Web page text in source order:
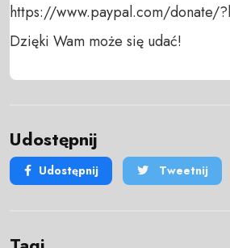
https://www.paypal.com/donate/
Dzięki Wam może się udać!
Udostępnij
Udostępnij Tweetnij